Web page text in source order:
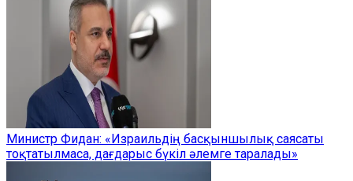
Министр Фидан: «Израильдің басқыншылық саясаты
тоқтатылмаса, дағдарыс бүкіл әлемге таралады»